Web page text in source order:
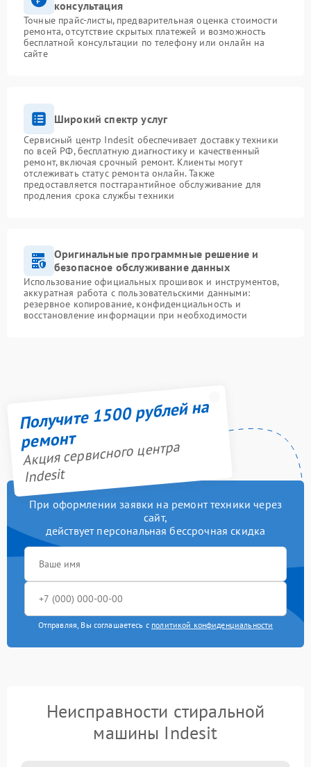
консультация
Точные прайс-листы, предварительная оценка стоимости
ремонта, отсутствие скрытых платежей и возможность
бесплатной консультации по телефону или онлайн на
сайте
Широкий спектр услуг
Сервисный центр Indesit обеспечивает доставку техники
по всей РФ, бесплатную диагностику и качественный
ремонт, включая срочный ремонт. Клиенты могут
отслеживать статус ремонта онлайн. Также
предоставляется постгарантийное обслуживание для
продления срока службы техники
Оригинальные программные решение и
безопасное обслуживание данных
Использование официальных прошивок и инструментов,
аккуратная работа с пользовательскими данными:
резервное копирование, конфиденциальность и
восстановление информации при необходимости
Получите 1500 рублей на
ремонт
Акция сервисного центра
Indesit
При оформлении заявки на ремонт техники через
сайт,
действует персональная бессрочная скидка
Отправляя, Вы соглашаетесь с политикой конфиденциальности
Неисправности стиральной
машины Indesit